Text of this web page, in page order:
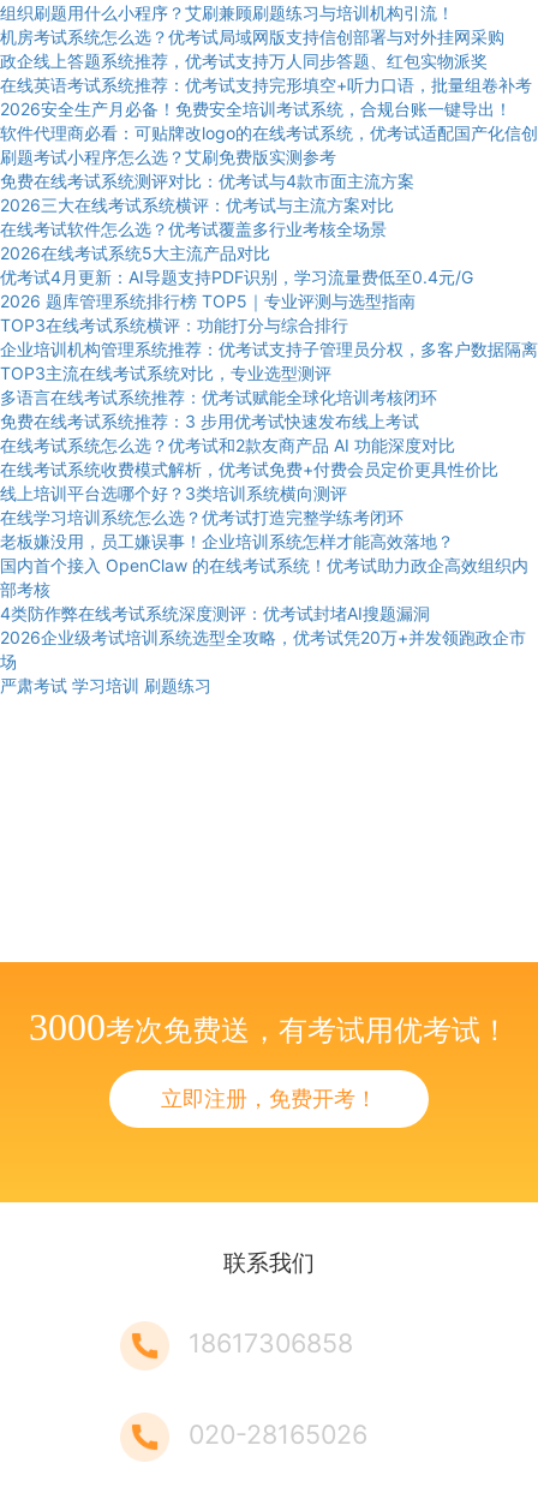
组织刷题用什么小程序？艾刷兼顾刷题练习与培训机构引流！
机房考试系统怎么选？优考试局域网版支持信创部署与对外挂网采购
政企线上答题系统推荐，优考试支持万人同步答题、红包实物派奖
在线英语考试系统推荐：优考试支持完形填空+听力口语，批量组卷补考
2026安全生产月必备！免费安全培训考试系统，合规台账一键导出！
软件代理商必看：可贴牌改logo的在线考试系统，优考试适配国产化信创
刷题考试小程序怎么选？艾刷免费版实测参考
免费在线考试系统测评对比：优考试与4款市面主流方案
2026三大在线考试系统横评：优考试与主流方案对比
在线考试软件怎么选？优考试覆盖多行业考核全场景
2026在线考试系统5大主流产品对比
优考试4月更新：AI导题支持PDF识别，学习流量费低至0.4元/G
2026 题库管理系统排行榜 TOP5｜专业评测与选型指南
TOP3在线考试系统横评：功能打分与综合排行
企业培训机构管理系统推荐：优考试支持子管理员分权，多客户数据隔离
TOP3主流在线考试系统对比，专业选型测评
多语言在线考试系统推荐：优考试赋能全球化培训考核闭环
免费在线考试系统推荐：3 步用优考试快速发布线上考试
在线考试系统怎么选？优考试和2款友商产品 AI 功能深度对比
在线考试系统收费模式解析，优考试免费+付费会员定价更具性价比
线上培训平台选哪个好？3类培训系统横向测评
在线学习培训系统怎么选？优考试打造完整学练考闭环
老板嫌没用，员工嫌误事！企业培训系统怎样才能高效落地？
国内首个接入 OpenClaw 的在线考试系统！优考试助力政企高效组织内
部考核
4类防作弊在线考试系统深度测评：优考试封堵AI搜题漏洞
2026企业级考试培训系统选型全攻略，优考试凭20万+并发领跑政企市
场
严肃考试 学习培训 刷题练习
3000考次免费送，有考试用优考试！
立即注册，免费开考！
联系我们
18617306858
020-28165026